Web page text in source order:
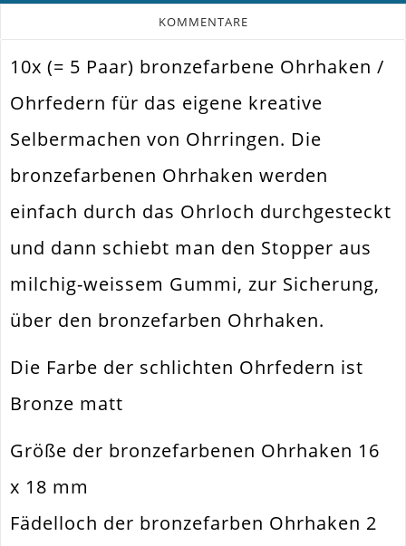
KOMMENTARE
Farbe Bronze
Funktion Ohrring
Spezifikation Ohrhaken. Ohrfeder
Verwendung Ohrhänger
Größe Außen 16x18mm
Fädelloch /
2mm
Material Metall Legierung
Form / Motiv Klassisch
Ausführung Matt
Menge
Zusatzinfo
Geliefert
10x (= 5 Paar) bronzefarbene Ohrhaken /
Ohrfedern für das eigene kreative
Selbermachen von Ohrringen. Die
bronzefarbenen Ohrhaken werden
einfach durch das Ohrloch durchgesteckt
und dann schiebt man den Stopper aus
milchig-weissem Gummi, zur Sicherung,
über den bronzefarben Ohrhaken.
Die Farbe der schlichten Ohrfedern ist
Bronze matt
Größe der bronzefarbenen Ohrhaken 16
x 18 mm
Fädelloch der bronzefarben Ohrhaken 2